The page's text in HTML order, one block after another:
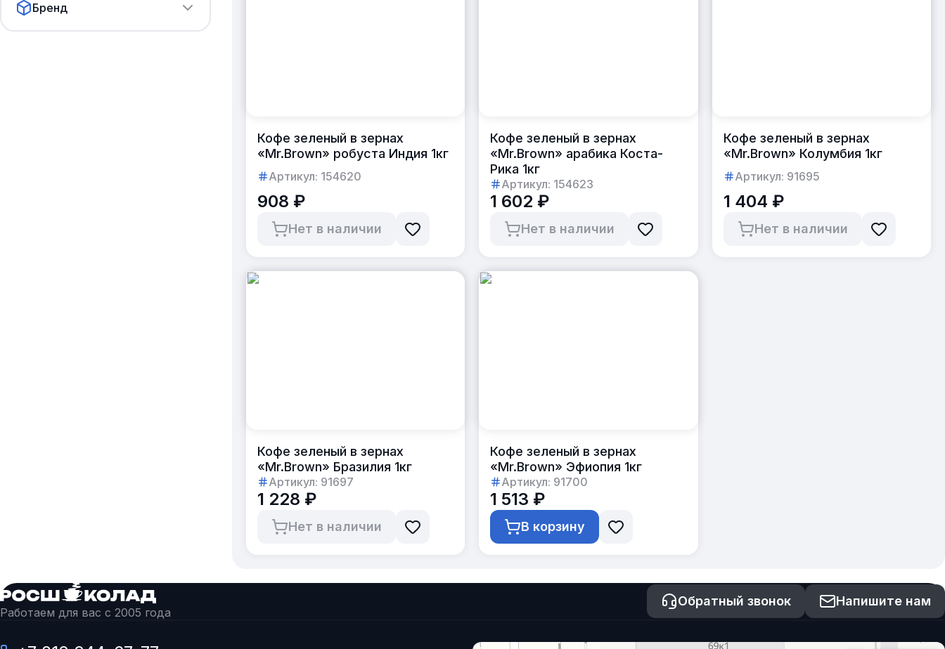
Бренд
Кофе зеленый в зернах
«Mr.Brown» робуста Индия 1кг
Артикул: 154620
908 ₽
Нет в наличии
Кофе зеленый в зернах
«Mr.Brown» арабика Коста-
Рика 1кг
Артикул: 154623
1 602 ₽
Нет в наличии
Кофе зеленый в зернах
«Mr.Brown» Колумбия 1кг
Артикул: 91695
1 404 ₽
Нет в наличии
Кофе зеленый в зернах
«Mr.Brown» Бразилия 1кг
Артикул: 91697
1 228 ₽
Нет в наличии
Кофе зеленый в зернах
«Mr.Brown» Эфиопия 1кг
Артикул: 91700
1 513 ₽
В корзину
Работаем для вас с 2005 года
Обратный звонок Напишите нам